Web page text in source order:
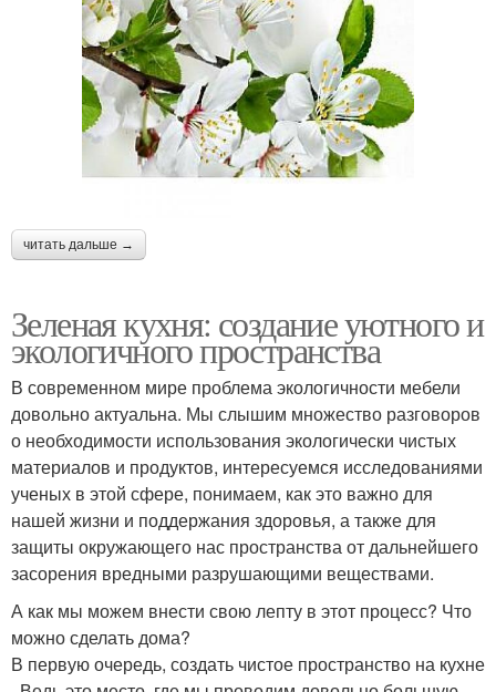
читать дальше →
Зеленая кухня: создание уютного и
экологичного пространства
В современном мире проблема экологичности мебели
довольно актуальна. Мы слышим множество разговоров
о необходимости использования экологически чистых
материалов и продуктов, интересуемся исследованиями
ученых в этой сфере, понимаем, как это важно для
нашей жизни и поддержания здоровья, а также для
защиты окружающего нас пространства от дальнейшего
засорения вредными разрушающими веществами.
А как мы можем внести свою лепту в этот процесс? Что
можно сделать дома?
В первую очередь, создать чистое пространство на кухне